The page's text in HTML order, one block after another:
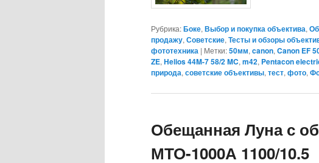
Рубрика:Боке, Выбор и покупка объектива,
продажу, Советские, Тесты и обзоры
фототехника | Метки:50мм, canon, Canon EF
ZE, Helios 44M-7 58/2 MC, m42, Pentacon
природа, советские объективы, тест, фото,
Обещанная Луна с
МТО-1000А 1100/10.5